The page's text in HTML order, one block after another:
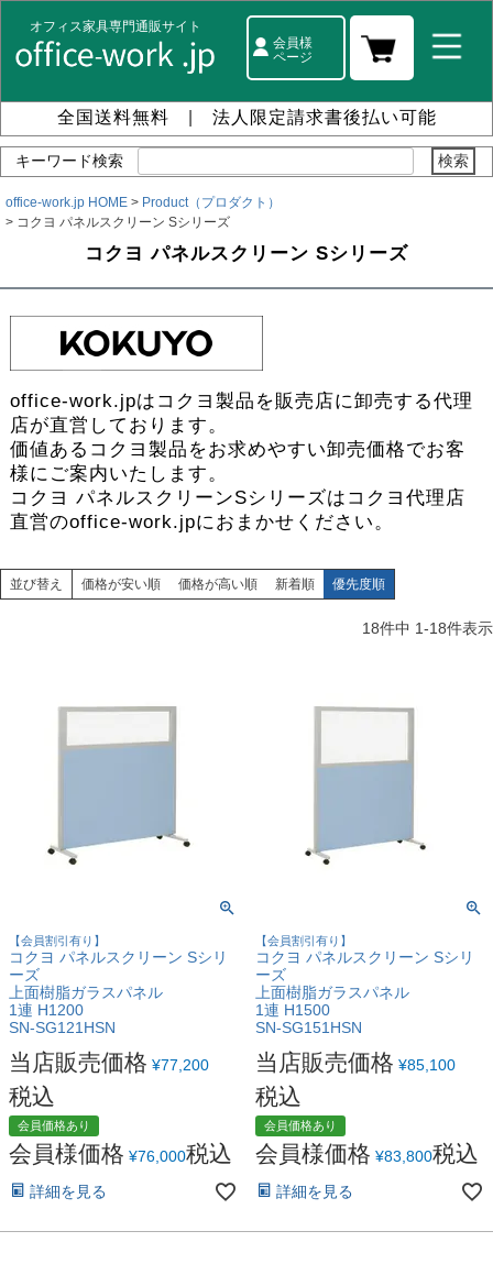
オフィス家具専門通販サイト
会員様
ページ
全国送料無料 法人限定請求書後払い可能
キーワード検索
office-work.jp HOME
Product（プロダクト）
コクヨ パネルスクリーン Sシリーズ
コクヨ パネルスクリーン Sシリーズ
office-work.jpはコクヨ製品を販売店に卸売する代理
店が直営しております。
価値あるコクヨ製品をお求めやすい卸売価格でお客
様にご案内いたします。
コクヨ パネルスクリーンSシリーズはコクヨ代理店
直営のoffice-work.jpにおまかせください。
並び替え 価格が安い順 価格が高い順 新着順 優先度順
18件中 1-18件表示
【会員割引有り】
コクヨ パネルスクリーン Sシリ
ーズ
上面樹脂ガラスパネル
1連 H1200
SN-SG121HSN
当店販売価格 ¥77,200
税込
会員価格あり
会員様価格 ¥76,000税込
詳細を見る
【会員割引有り】
コクヨ パネルスクリーン Sシリ
ーズ
上面樹脂ガラスパネル
1連 H1500
SN-SG151HSN
当店販売価格 ¥85,100
税込
会員価格あり
会員様価格 ¥83,800税込
詳細を見る